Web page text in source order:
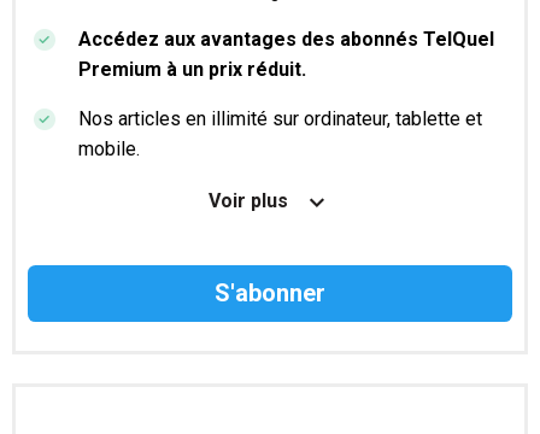
Accédez aux avantages des abonnés TelQuel
Premium à un prix réduit.
Nos articles en illimité sur ordinateur, tablette et
mobile.
Le magazine TelQuel en numérique avant la sortie
Des informations confidentielles résérvées aux
Voir plus